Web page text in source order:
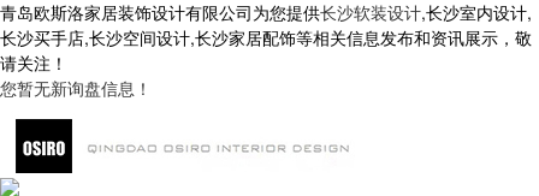
青岛欧斯洛家居装饰设计有限公司为您提供长沙软装设计,长沙室内设计,
长沙买手店,长沙空间设计,长沙家居配饰等相关信息发布和资讯展示，敬
请关注！
您暂无新询盘信息！